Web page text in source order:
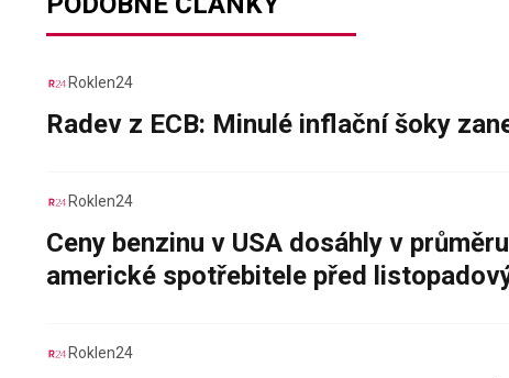
Roklen24
Radev z ECB: Minulé inflační šoky
Roklen24
Ceny benzinu v USA dosáhly v
americké spotřebitele před
Roklen24